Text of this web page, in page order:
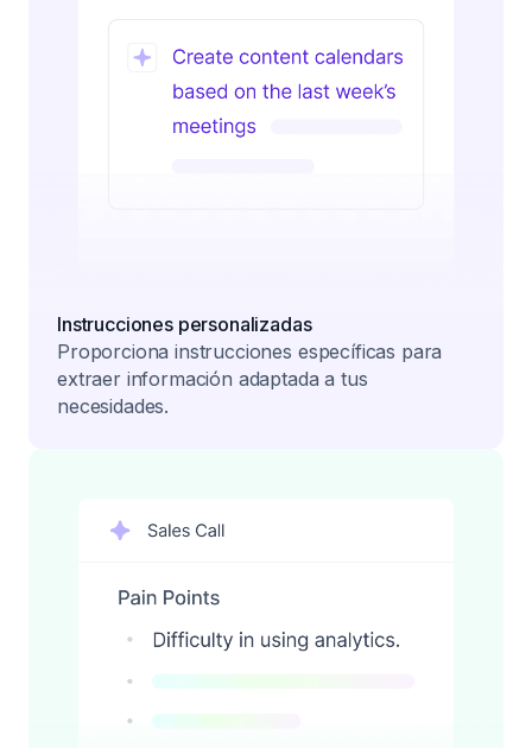
Instrucciones personalizadas
Proporciona instrucciones específicas para
extraer información adaptada a tus
necesidades.